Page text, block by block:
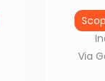
Via